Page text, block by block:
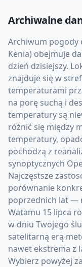
Archiwalne
Archiwum pogody
Kenia) obejmuje
dzień dzisiejszy.
znajduje się w
temperaturami
na porę suchą i
temperatury są
różnić się między
temperatury,
pochodzą z
synoptycznych
Najczęstsze
porównanie
poprzednich lat —
Watamu 15 lipca
w dniu Twojego
satelitarną erą
nawet ekstrema z
Wybierz powyżej